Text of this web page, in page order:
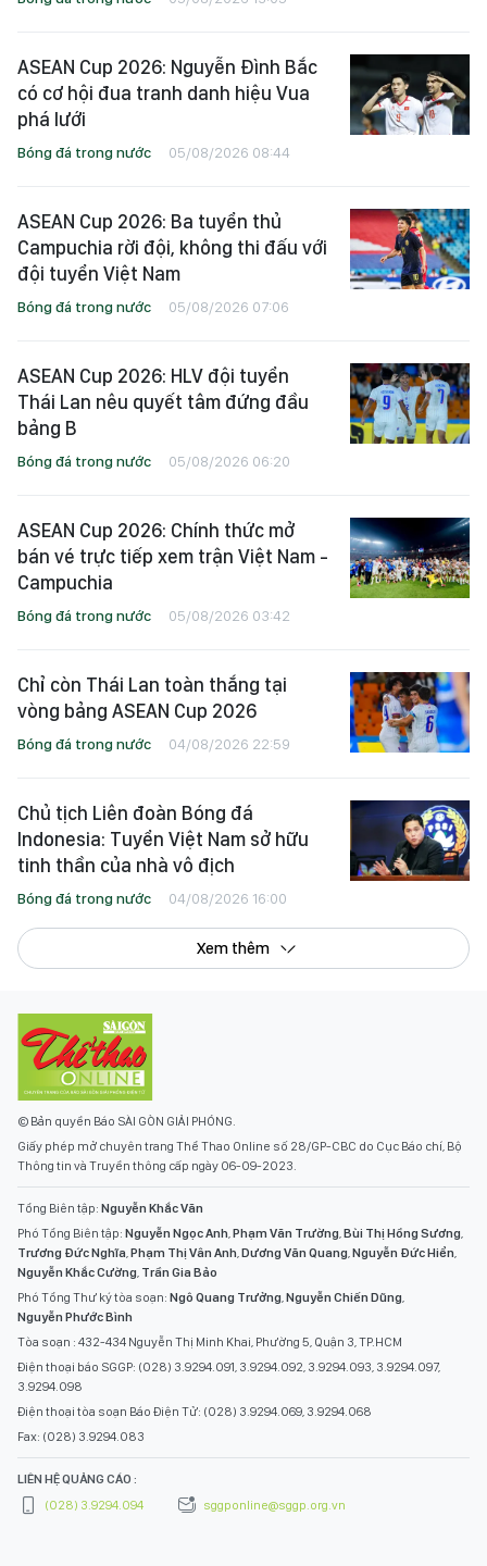
ASEAN Cup 2026: Nguyễn Đình Bắc
có cơ hội đua tranh danh hiệu Vua
phá lưới
Bóng đá trong nước 05/08/2026 08:44
ASEAN Cup 2026: Ba tuyển thủ
Campuchia rời đội, không thi đấu với
đội tuyển Việt Nam
Bóng đá trong nước 05/08/2026 07:06
ASEAN Cup 2026: HLV đội tuyển
Thái Lan nêu quyết tâm đứng đầu
bảng B
Bóng đá trong nước 05/08/2026 06:20
ASEAN Cup 2026: Chính thức mở
bán vé trực tiếp xem trận Việt Nam -
Campuchia
Bóng đá trong nước 05/08/2026 03:42
Chỉ còn Thái Lan toàn thắng tại
vòng bảng ASEAN Cup 2026
Bóng đá trong nước 04/08/2026 22:59
Chủ tịch Liên đoàn Bóng đá
Indonesia: Tuyển Việt Nam sở hữu
tinh thần của nhà vô địch
Bóng đá trong nước 04/08/2026 16:00
Xem thêm
© Bản quyền Báo SÀI GÒN GIẢI PHÓNG.
Giấy phép mở chuyên trang Thể Thao Online số 28/GP-CBC do Cục Báo chí, Bộ
Thông tin và Truyền thông cấp ngày 06-09-2023.
Tổng Biên tập: Nguyễn Khắc Văn
Phó Tổng Biên tập: Nguyễn Ngọc Anh,Phạm Văn Trường,Bùi Thị Hồng Sương,
Trương Đức Nghĩa,Phạm Thị Vân Anh,Dương Văn Quang,Nguyễn Đức Hiển,
Nguyễn Khắc Cường, Trần Gia Bảo
Phó Tổng Thư ký tòa soạn: Ngô Quang Trưởng,Nguyễn Chiến Dũng,
Nguyễn Phước Bình
Tòa soạn : 432-434 Nguyễn Thị Minh Khai, Phường 5, Quận 3, TP.HCM
Điện thoại báo SGGP: (028) 3.9294.091, 3.9294.092, 3.9294.093, 3.9294.097,
3.9294.098
Điện thoại tòa soạn Báo Điện Tử: (028) 3.9294.069, 3.9294.068
Fax: (028) 3.9294.083
LIÊN HỆ QUẢNG CÁO :
(028) 3.9294.094
sggponline@sggp.org.vn